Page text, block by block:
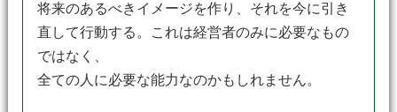
将来のあるべきイメージを作り、それを今に引き
直して行動する。これは経営者のみに必要なもの
ではなく、
全ての人に必要な能力なのかもしれません。